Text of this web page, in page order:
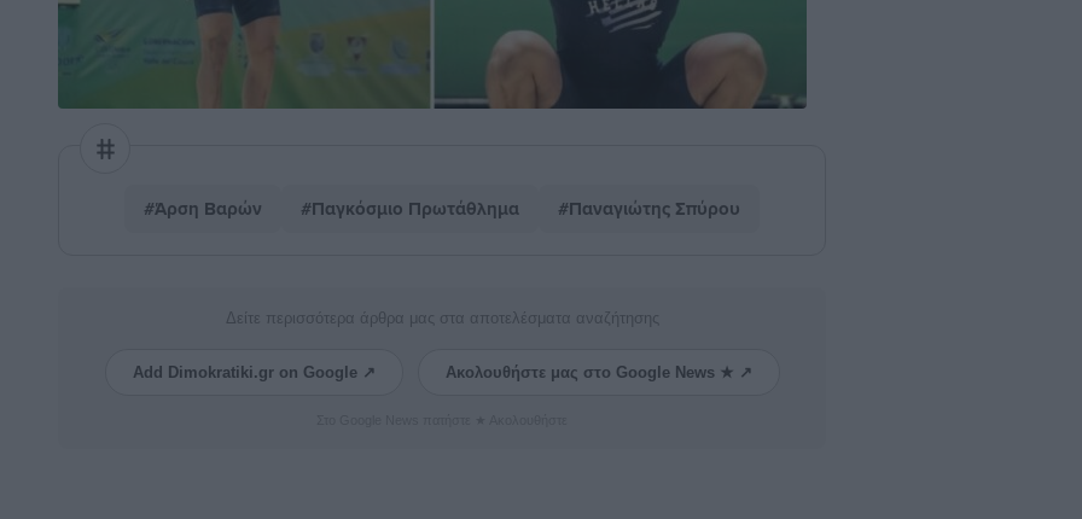
#Άρση Βαρών #Παγκόσμιο Πρωτάθλημα #Παναγιώτης Σπύρου
Δείτε περισσότερα άρθρα μας στα αποτελέσματα αναζήτησης
Add Dimokratiki.gr on Google ↗ Ακολουθήστε μας στο Google News ★ ↗